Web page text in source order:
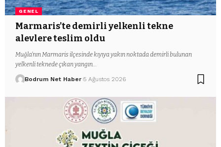
GENEL
Marmaris’te demirli yelkenli tekne
alevlere teslim oldu
Muğla’nın Marmaris ilçesinde kıyıya yakın noktada demirli bulunan
yelkenli teknede çıkan yangın…
Bodrum Net Haber 5 Ağustos 2026